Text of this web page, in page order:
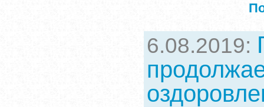
6.08.2019: